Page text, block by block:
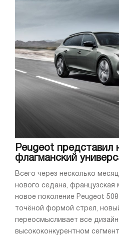
Peugeot представил
флагманский
Всего через несколько
нового седана, французская
новое поколение Peugeot
точёной формой стрел,
переосмысливает все
высококонкурентном